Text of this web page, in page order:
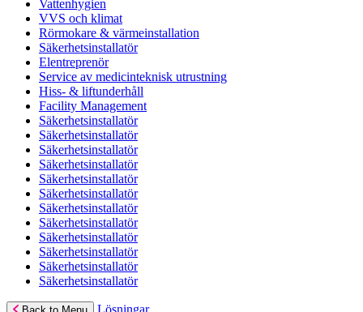
Vattenhygien
VVS och klimat
Rörmokare & värmeinstallation
Säkerhetsinstallatör
Elentreprenör
Service av medicinteknisk utrustning
Hiss- & liftunderhåll
Facility Management
Säkerhetsinstallatör
Säkerhetsinstallatör
Säkerhetsinstallatör
Säkerhetsinstallatör
Säkerhetsinstallatör
Säkerhetsinstallatör
Säkerhetsinstallatör
Säkerhetsinstallatör
Säkerhetsinstallatör
Säkerhetsinstallatör
Säkerhetsinstallatör
Säkerhetsinstallatör
Lösningar